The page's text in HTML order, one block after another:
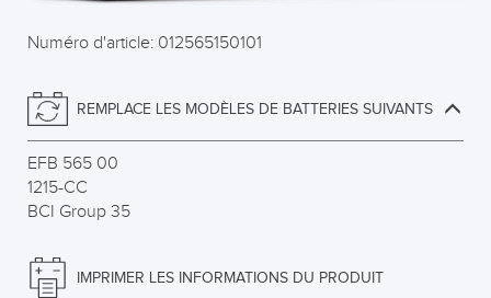
Numéro d'article: 012565150101
REMPLACE LES MODÈLES DE BATTERIES SUIVANTS
EFB 565 00
1215-CC
BCI Group 35
IMPRIMER LES INFORMATIONS DU PRODUIT